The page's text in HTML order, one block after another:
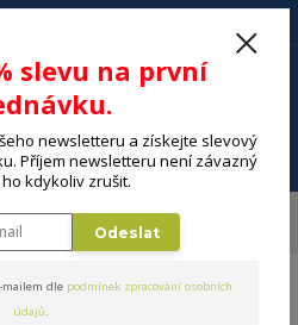
Menu
slevu na první
newsletteru a získejte slevový
Příjem newsletteru není závazný
kdykoliv zrušit.
Odeslat
dle podmínek zpracování osobních
údajů.